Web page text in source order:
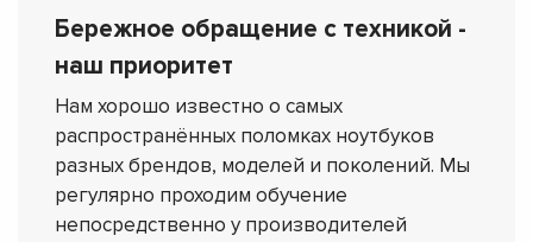
Бережное обращение с техникой -
наш приоритет
Нам хорошо известно о самых
распространённых поломках ноутбуков
разных брендов, моделей и поколений. Мы
регулярно проходим обучение
непосредственно у производителей